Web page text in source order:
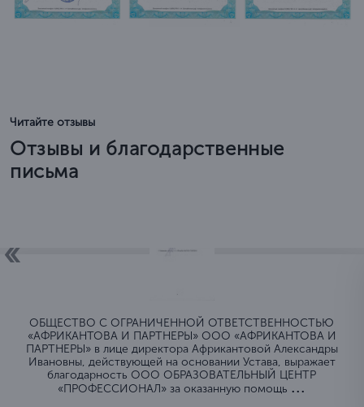
Читайте отзывы
Отзывы и благодарственные
письма
ОБЩЕСТВО C ОГРАНИЧЕННОЙ ОТВЕТСТВЕННОСТЬЮ
«АФРИКАНТОВА И ПАРТНЕРЫ» ООО «АФРИКАНТОВА И
ПАРТНЕРЫ» в лице директора Африкантовой Александры
Ивановны, действующей на основании Устава, выражает
благодарность ООО ОБРАЗОВАТЕЛЬНЫЙ ЦЕНТР
«ПРОФЕССИОНАЛ» за оказанную помощь ...